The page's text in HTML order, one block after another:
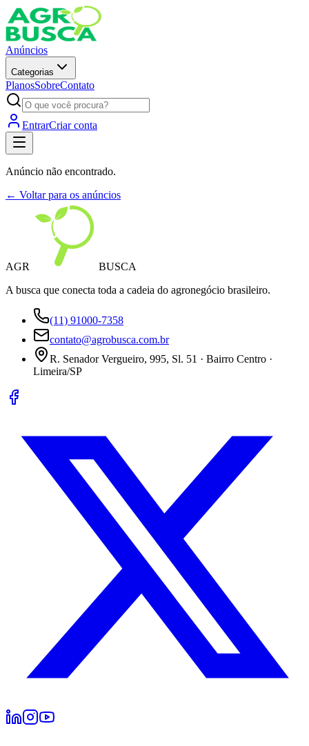
Anúncios
Categorias
PlanosSobreContato
EntrarCriar conta
Anúncio não encontrado.
← Voltar para os anúncios
AGR
BUSCA
A busca que conecta toda a cadeia do agronegócio brasileiro.
(11) 91000-7358
contato@agrobusca.com.br
R. Senador Vergueiro, 995, Sl. 51 · Bairro Centro ·
Limeira/SP